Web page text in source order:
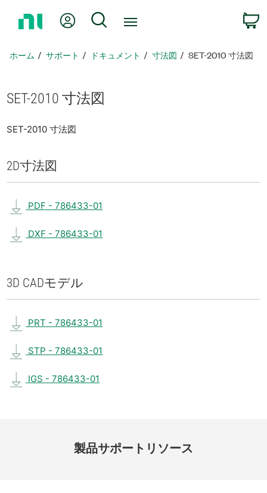
ペ
に
戻
Myアカウント
検索
ホーム サポート ドキュメント 寸法図 SET-2010 寸法図
SET-2010 寸法図
SET-2010 寸法図
2D寸法図
PDF - 786433-01
DXF - 786433-01
3D CADモデル
PRT - 786433-01
STP - 786433-01
IGS - 786433-01
製品サポート リソース